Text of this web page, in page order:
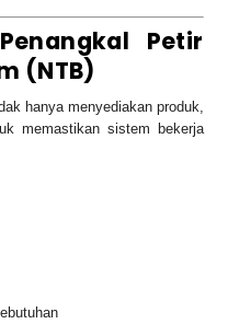
Petir
(NTB)
hanya menyediakan produk,
memastikan sistem bekerja